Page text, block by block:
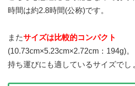
時間は約2.8時間(公称)です。
またサイズは比較的コンパクト
(10.73cm×5.23cm×2.72cm：194g)。
持ち運びにも適しているサイズでし